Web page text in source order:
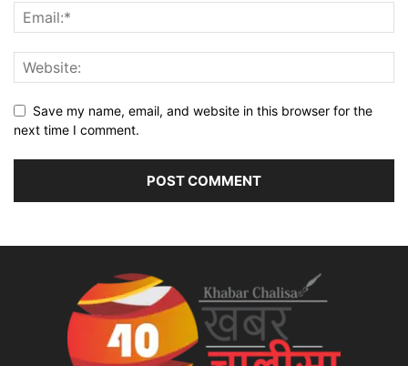
Save my name, email, and website in this browser for the
next time I comment.